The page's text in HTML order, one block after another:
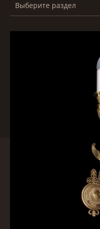
Выберите раздел